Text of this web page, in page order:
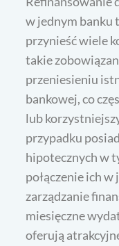
w jednym banku
przynieść wiele
takie
przeniesieniu
bankowej, co
lub
przypadku
hipotecznych w
połączenie ich w
zarządzanie
miesięczne
oferują